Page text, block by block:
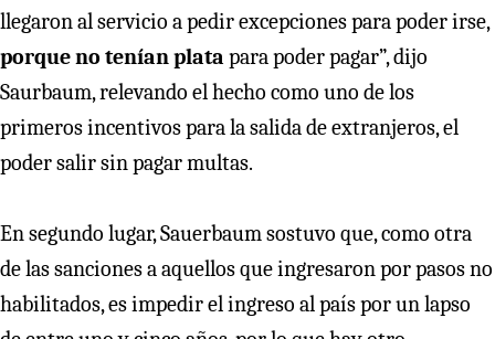
llegaron al servicio a pedir excepciones para poder irse,
porque no tenían plata para poder pagar”, dijo
Saurbaum, relevando el hecho como uno de los
primeros incentivos para la salida de extranjeros, el
poder salir sin pagar multas.
En segundo lugar, Sauerbaum sostuvo que, como otra
de las sanciones a aquellos que ingresaron por pasos no
habilitados, es impedir el ingreso al país por un lapso